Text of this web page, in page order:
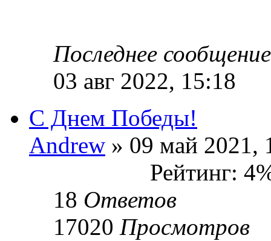
Последнее
03 авг 2022, 15:18
С Днем Победы!
Andrew » 09 май 2021,
Рейтинг:
18 Ответов
17020 Просмотров